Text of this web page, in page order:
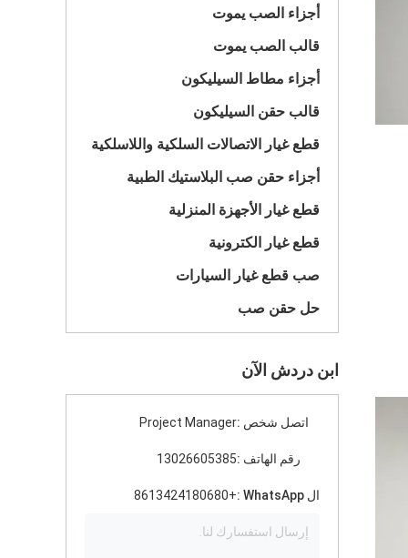
أجزاء الصب يموت
قالب الصب يموت
أجزاء مطاط السيليكون
قالب حقن السيليكون
قطع غيار الاتصالات السلكية واللاسلكية
أجزاء حقن صب البلاستيك الطبية
قطع غيار الأجهزة المنزلية
قطع غيار الكترونية
صب قطع غيار السيارات
حل حقن صب
ابن دردش الآن
اتصل شخص :Project Manager
رقم الهاتف :13026605385
ال WhatsApp : +8613424180680